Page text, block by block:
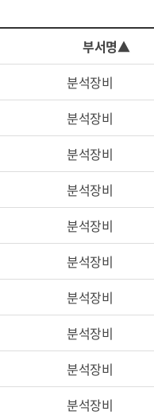
부서명▲
분석장비
분석장비
분석장비
분석장비
분석장비
분석장비
분석장비
분석장비
분석장비
분석장비